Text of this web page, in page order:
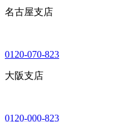
名古屋支店
0120-070-823
大阪支店
0120-000-823